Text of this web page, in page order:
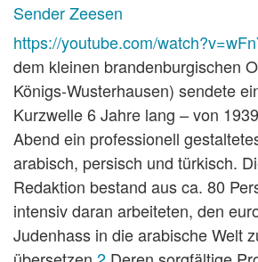
Sender Zeesen
https://youtube.com/
dem kleinen brandenburgischen
Königs-Wusterhausen) sendete
Kurzwelle 6 Jahre lang – von
Abend ein professionell
arabisch, persisch und türkisch.
Redaktion bestand aus ca. 80
intensiv daran arbeiteten, den
Judenhass in die arabische Welt